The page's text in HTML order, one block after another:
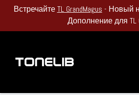
ВстречайтеTL GrandMagus - Новый
Дополнение для TL